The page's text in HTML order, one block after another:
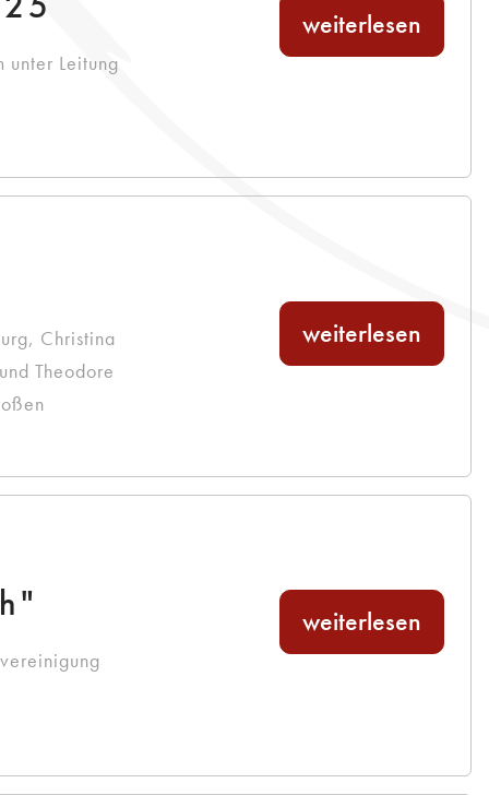
unter Leitung
weiterlesen
Christina
Theodore
weiterlesen
weiterlesen